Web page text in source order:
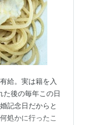
給。実は籍を入
た後の毎年この日
記念日だからと
処かに行ったこ